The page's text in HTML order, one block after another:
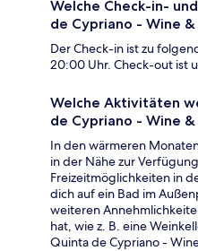
Welche Check-in-
de Cypriano - Wine
Der Check-in ist zu
20:00 Uhr. Check-out ist
Welche Aktivitäten
de Cypriano - Wine
In den wärmeren
in der Nähe zur
Freizeitmöglichkeiten in
dich auf ein Bad im
weiteren
hat, wie z. B. eine
Quinta de Cypriano -